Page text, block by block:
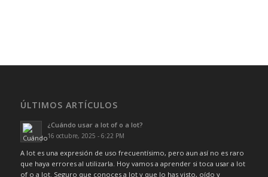
ÚLTIMOS ARTÍCULOS
¿Cuándo usar a lot of o a lot?
16 octubre, 2025 - 6:22 PM
A lot es una expresión de uso frecuentísimo, pero aun así no es raro
que haya errores al utilizarla. Hoy vamos a aprender si toca usar a lot
of o a lot. Seguro que conoces a lot y que lo has visto, oído y